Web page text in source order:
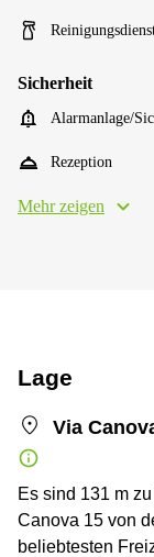
Sicherheit
Alarmanlage/
Rezeption
Mehr zeigen
Lage
Via
Es sind 131 m
Canova 15 von
beliebtesten